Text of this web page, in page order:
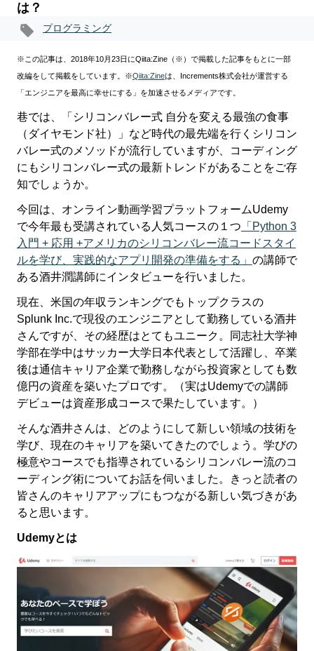
は？
プログラミング
※この記事は、2018年10月23日にQiita:Zine（※）で掲載した記事をもとに一部
改編をして掲載をしています。 ※Qiita:Zineは、Increments株式会社が運営する
「エンジニアを最高に幸せにする」を加速させるメディアです。
巷では、「シリコンバレー式 自分を変える最強の食事
（ダイヤモンド社）」など時代の最先端を行くシリコン
バレー式のメソッドが流行していますが、コーディング
にもシリコンバレー式の最新トレンドがあることをご存
知でしょうか。
今回は、オンライン動画学習プラットフォームUdemy
で今年最も受講されている人気コースの１つ 「Python 3
入門 + 応用 +アメリカのシリコンバレー流コードスタイ
ルを学び、実践的なアプリ開発の準備をする」 の講師で
ある酒井潤講師にインタビューを行いました。
現在、米国の年収ランキングでもトップクラスの
Splunk Inc.で現役のエンジニアとして勤務している酒井
さんですが、その経歴はとてもユニーク。同志社大学神
学部在学中はサッカー大学日本代表として活躍し、卒業
後は通信キャリア企業で勤務しながら投資家としても数
億円の資産を築いたプロです。（実はUdemyでの講師
デビューは資産形成コースで果たしています。）
そんな酒井さんは、どのようにして新しい領域の技術を
学び、現在のキャリアを築いてきたのでしょう。学びの
極意やコースでも指導されているシリコンバレー流のコ
ーディング術についてお話を伺いました。きっと読者の
皆さんのキャリアアップにもつながる新しい気づきがあ
ると思います。
Udemyとは